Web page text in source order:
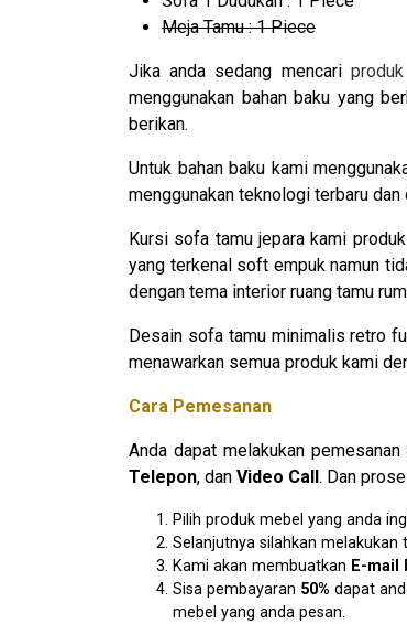
Meja Tamu : 1 Piece
Jika anda sedang mencari
menggunakan bahan baku yang
berikan.
Untuk bahan baku kami
menggunakan teknologi terbaru
Kursi sofa tamu jepara kami
yang terkenal soft empuk namun
dengan tema interior ruang tamu
Desain sofa tamu minimalis retro
menawarkan semua produk kami
Cara Pemesanan
Anda dapat melakukan
Telepon, dan Video Call. Dan
Pilih produk mebel yang anda
Selanjutnya silahkan melakukan
Kami akan membuatkan E-mail
Sisa pembayaran 50% dapat
mebel yang anda pesan.